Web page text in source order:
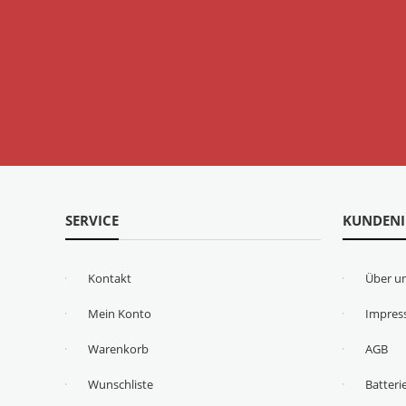
SERVICE
Kontakt
Mein Konto
Warenkorb
Wunschliste
Über
AGB